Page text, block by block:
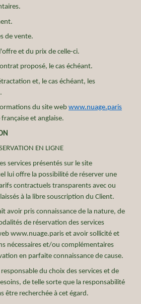
de vente.
et du prix de celle-ci.
proposé, le cas échéant.
et, le cas échéant, les
du site web www.nuage.paris
et anglaise.
EN LIGNE
services présentés sur le site
lui offre la possibilité de réserver une
contractuels transparents avec ou
à la libre souscription du Client.
avoir pris connaissance de la nature, de
de réservation des services
www.nuage.paris et avoir sollicité et
nécessaires et/ou complémentaires
en parfaite connaissance de cause.
du choix des services et de
de telle sorte que la responsabilité
être recherchée à cet égard.